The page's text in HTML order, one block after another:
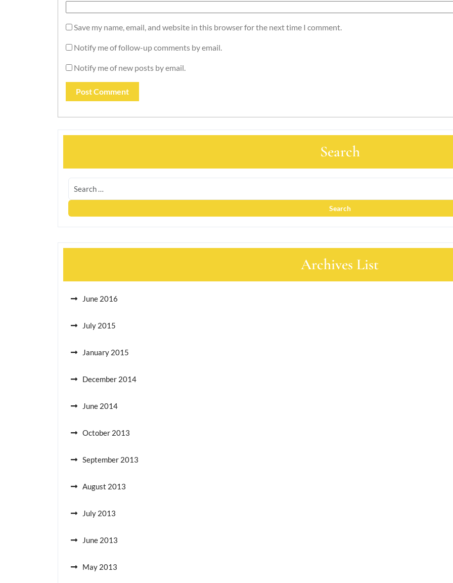
Save my name, email, and website in this browser for the next time I comment.
Notify me of follow-up comments by email.
Notify me of new posts by email.
Search
Archives List
June 2016
July 2015
January 2015
December 2014
June 2014
October 2013
September 2013
August 2013
July 2013
June 2013
May 2013